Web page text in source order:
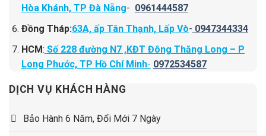
Hòa Khánh, TP Đà Nẵng- 0961444587
Đồng Tháp:63A, ấp Tân Thạnh, Lấp Vò- 0947344334
HCM: Số 228 đường N7 ,KĐT Đông Thăng Long – P
Long Phước, TP Hồ Chí Minh- 0972534587
DỊCH VỤ KHÁCH HÀNG
Bảo Hành 6 Năm, Đổi Mới 7 Ngày